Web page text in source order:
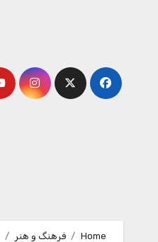
Home فرهنگ و هنر